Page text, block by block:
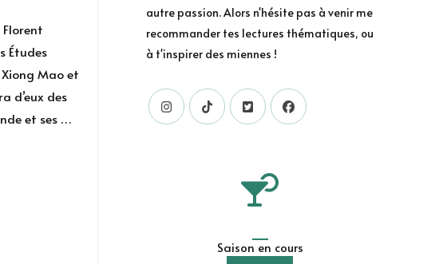
Florent
Études
Mao et
d’eux des
et ses …
autre passion. Alors n'hésite pas à venir me
recommander tes lectures thématiques, ou
à t'inspirer des miennes !
Saison en cours